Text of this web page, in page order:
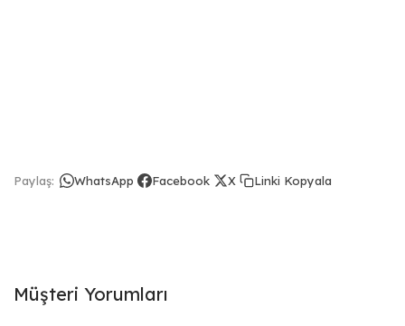
Paylaş: WhatsApp Facebook X Linki Kopyala
Müşteri Yorumları